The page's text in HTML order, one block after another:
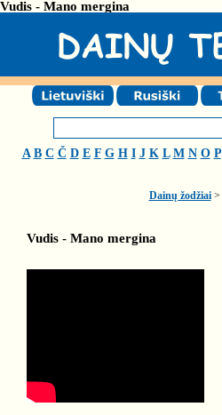
Vudis - Mano mergina
A B C Č D E F G H I J K L M N O P
Dainų žodžiai>
Vudis - Mano mergina